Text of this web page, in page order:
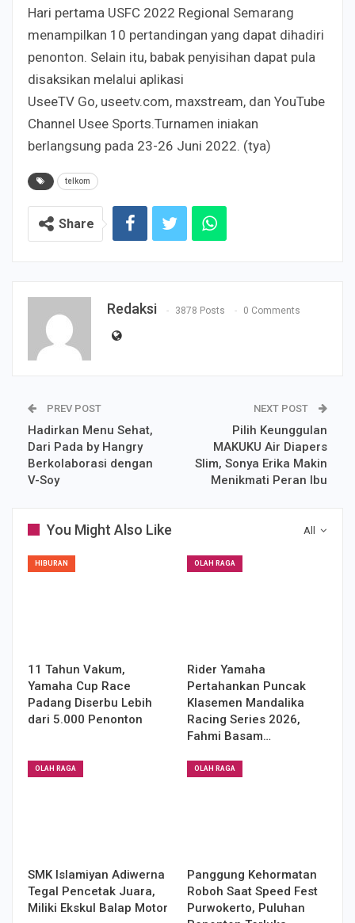
Hari pertama USFC 2022 Regional Semarang
menampilkan 10 pertandingan yang dapat dihadiri
penonton. Selain itu, babak penyisihan dapat pula
disaksikan melalui aplikasi
UseeTV Go, useetv.com, maxstream, dan YouTube
Channel Usee Sports.Turnamen iniakan
berlangsung pada 23-26 Juni 2022. (tya)
telkom
Share
Redaksi 3878 Posts 0 Comments
PREV POST
Hadirkan Menu Sehat,
Dari Pada by Hangry
Berkolaborasi dengan
V-Soy
NEXT POST
Pilih Keunggulan
MAKUKU Air Diapers
Slim, Sonya Erika Makin
Menikmati Peran Ibu
All
You Might Also Like
HIBURAN
11 Tahun Vakum,
Yamaha Cup Race
Padang Diserbu Lebih
dari 5.000 Penonton
OLAH RAGA
Rider Yamaha
Pertahankan Puncak
Klasemen Mandalika
Racing Series 2026,
Fahmi Basam…
OLAH RAGA
SMK Islamiyan Adiwerna
Tegal Pencetak Juara,
Miliki Ekskul Balap Motor
OLAH RAGA
Panggung Kehormatan
Roboh Saat Speed Fest
Purwokerto, Puluhan